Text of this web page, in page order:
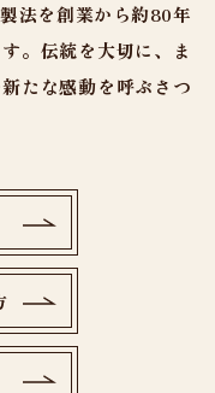
法を創業から約80年
。伝統を大切に、ま
たな感動を呼ぶさつ